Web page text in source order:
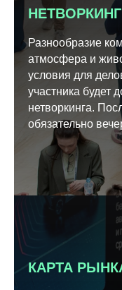
НЕТВОРКИНГ
Разнообразие
атмосфера и
условия для
участника будет
нетворкинга.
обязательно
КАРТА